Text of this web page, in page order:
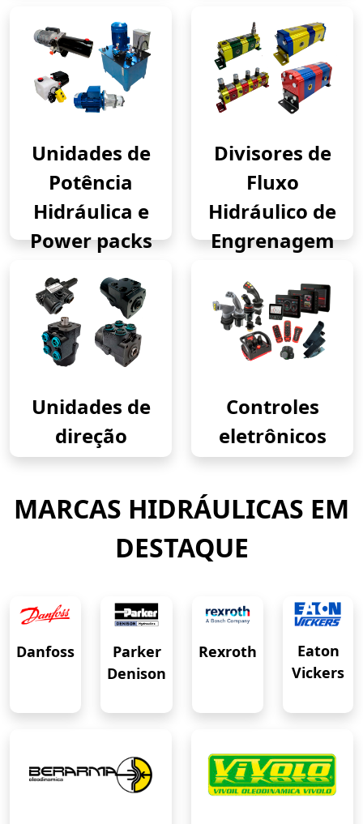
Unidades de
Potência
Hidráulica e
Power packs
Divisores de
Fluxo
Hidráulico de
Engrenagem
Unidades de
direção
Controles
eletrônicos
MARCAS HIDRÁULICAS EM
DESTAQUE
Danfoss
Parker
Denison
Rexroth
Eaton
Vickers